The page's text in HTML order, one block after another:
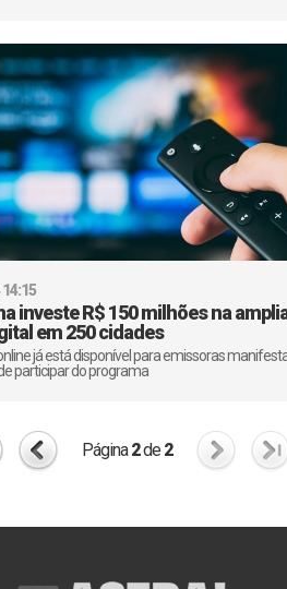
investe R$ 150 milhões na
em 250 cidades
já está disponível para emissoras
participar do programa
Página2de 2